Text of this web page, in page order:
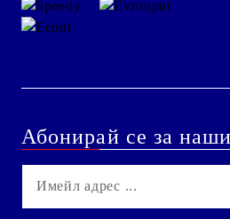
Абонирай се за